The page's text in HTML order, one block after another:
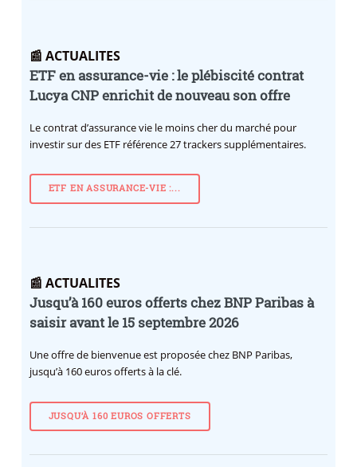
📰 ACTUALITES
ETF en assurance-vie : le plébiscité contrat
Lucya CNP enrichit de nouveau son offre
Le contrat d’assurance vie le moins cher du marché pour
investir sur des ETF référence 27 trackers supplémentaires.
ETF EN ASSURANCE-VIE :...
📰 ACTUALITES
Jusqu’à 160 euros offerts chez BNP Paribas à
saisir avant le 15 septembre 2026
Une offre de bienvenue est proposée chez BNP Paribas,
jusqu’à 160 euros offerts à la clé.
JUSQU’À 160 EUROS OFFERTS